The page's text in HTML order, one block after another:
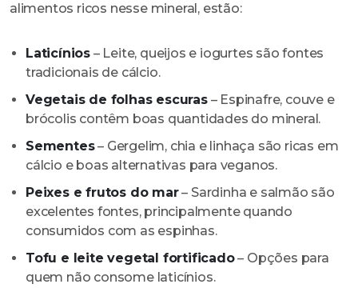
alimentos ricos nesse mineral, estão:
Laticínios – Leite, queijos e iogurtes são fontes
tradicionais de cálcio.
Vegetais de folhas escuras– Espinafre, couve e
brócolis contêm boas quantidades do mineral.
Sementes– Gergelim, chia e linhaça são ricas em
cálcio e boas alternativas para veganos.
Peixes e frutos do mar– Sardinha e salmão são
excelentes fontes, principalmente quando
consumidos com as espinhas.
Tofu e leite vegetal fortificado– Opções para
quem não consome laticínios.